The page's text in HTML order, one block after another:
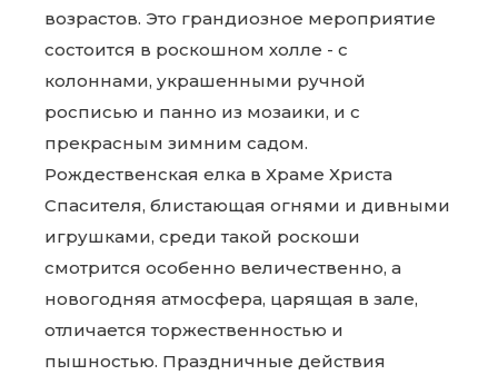
возрастов. Это грандиозное мероприятие
состоится в роскошном холле - с
колоннами, украшенными ручной
росписью и панно из мозаики, и с
прекрасным зимним садом.
Рождественская елка в Храме Христа
Спасителя, блистающая огнями и дивными
игрушками, среди такой роскоши
смотрится особенно величественно, а
новогодняя атмосфера, царящая в зале,
отличается торжественностью и
пышностью. Праздничные действия